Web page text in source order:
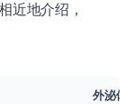
近地介绍，
外泌体